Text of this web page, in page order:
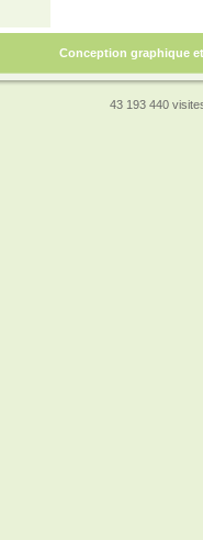
Conception graphique
43 193 440